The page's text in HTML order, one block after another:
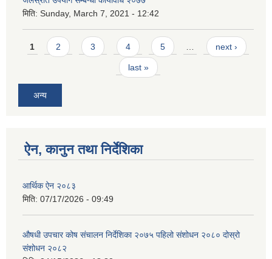
मिति: Sunday, March 7, 2021 - 12:42
Pages
1 2 3 4 5 next ›
last »
अन्य
ऐन, कानुन तथा निर्देशिका
आर्थिक ऐन २०८३
मिति: 07/17/2026 - 09:49
औषधी उपचार कोष संचालन निर्देशिका २०७५ पहिलो संशोधन २०८० दोस्रो
संशोधन २०८२